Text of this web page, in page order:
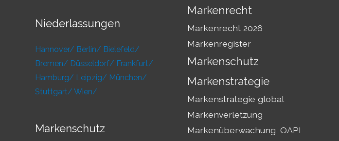
Niederlassungen
Hannover/ Berlin/ Bielefeld/
Bremen/ Düsseldorf/ Frankfurt/
Hamburg/ Leipzig/ München/
Stuttgart/ Wien/
Markenschutz
Markenrecht
Markenrecht 2026
Markenregister
Markenschutz
Markenstrategie
Markenstrategie global
Markenverletzung
Markenüberwachung OAPI